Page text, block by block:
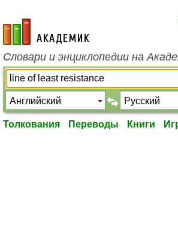
academic.ru
Словари и энциклопедии на
Толкования Переводы Книги